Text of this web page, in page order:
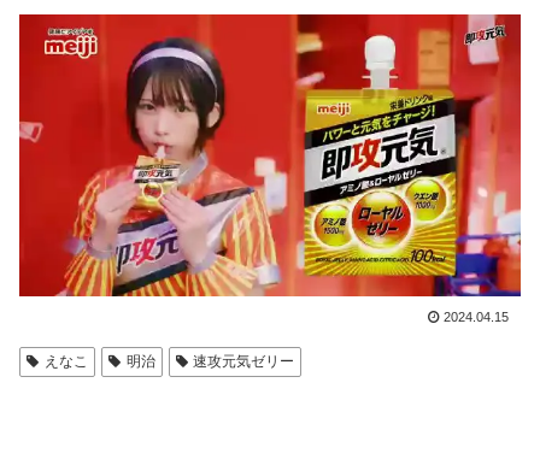
2024.04.15
えなこ 明治 速攻元気ゼリー